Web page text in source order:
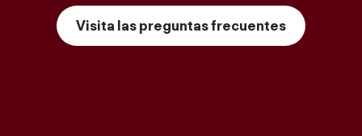
Visita las preguntas frecuentes